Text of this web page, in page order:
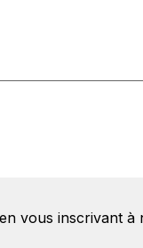
vous inscrivant à